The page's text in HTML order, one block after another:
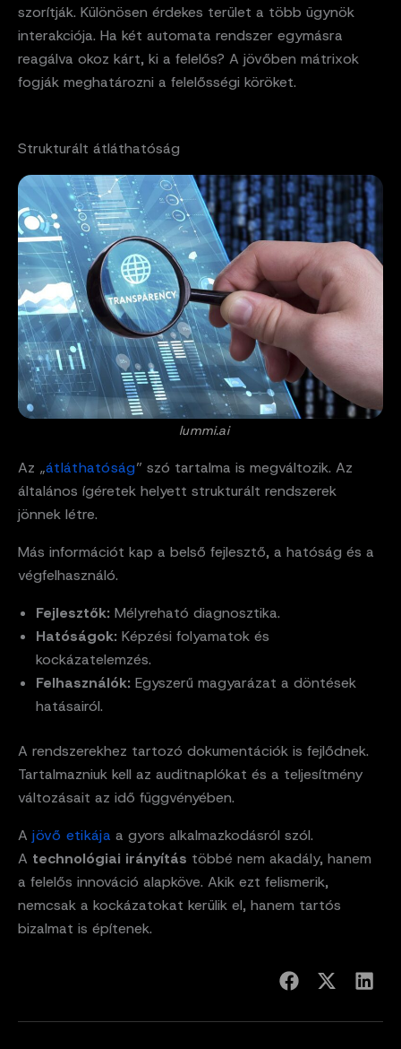
szorítják. Különösen érdekes terület a több ügynök
interakciója. Ha két automata rendszer egymásra
reagálva okoz kárt, ki a felelős? A jövőben mátrixok
fogják meghatározni a felelősségi köröket.
Strukturált átláthatóság
lummi.ai
Az „átláthatóság” szó tartalma is megváltozik. Az
általános ígéretek helyett strukturált rendszerek
jönnek létre.
Más információt kap a belső fejlesztő, a hatóság és a
végfelhasználó.
Fejlesztők: Mélyreható diagnosztika.
Hatóságok: Képzési folyamatok és
kockázatelemzés.
Felhasználók: Egyszerű magyarázat a döntések
hatásairól.
A rendszerekhez tartozó dokumentációk is fejlődnek.
Tartalmazniuk kell az auditnaplókat és a teljesítmény
változásait az idő függvényében.
A jövő etikája a gyors alkalmazkodásról szól.
A technológiai irányítás többé nem akadály, hanem
a felelős innováció alapköve. Akik ezt felismerik,
nemcsak a kockázatokat kerülik el, hanem tartós
bizalmat is építenek.